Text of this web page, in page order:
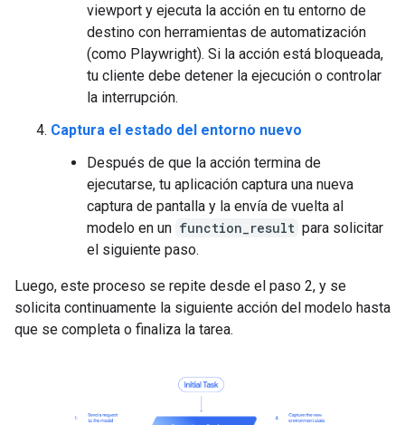
viewport y ejecuta la acción en tu entorno de
destino con herramientas de automatización
(como Playwright). Si la acción está bloqueada,
tu cliente debe detener la ejecución o controlar
la interrupción.
Captura el estado del entorno nuevo
Después de que la acción termina de
ejecutarse, tu aplicación captura una nueva
captura de pantalla y la envía de vuelta al
modelo en un function_result para solicitar
el siguiente paso.
Luego, este proceso se repite desde el paso 2, y se
solicita continuamente la siguiente acción del modelo hasta
que se completa o finaliza la tarea.